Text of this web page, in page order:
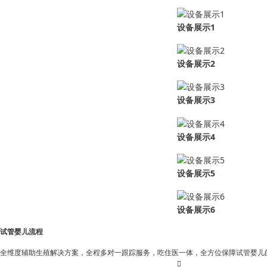
设备展示1
设备展示2
设备展示3
设备展示4
设备展示5
设备展示6
试管婴儿流程
全维度辅助生殖解决方案，全程多对一跟踪服务，吃住医一体，全方位保障试管婴儿
